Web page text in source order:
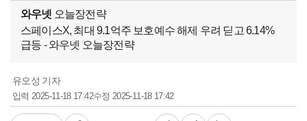
와우넷 오늘장전략
스페이스X, 최대 9.1억주 보호예수 해제 우려 딛고 6.14%
급등 - 와우넷 오늘장전략
유오성 기자
입력2025-11-18 17:42수정 2025-11-18 17:42